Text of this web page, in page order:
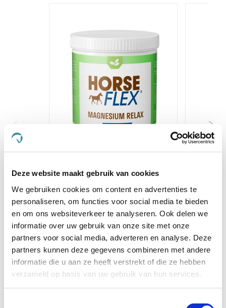
Deze website maakt gebruik van cookies
We gebruiken cookies om content en advertenties te
personaliseren, om functies voor social media te bieden
en om ons websiteverkeer te analyseren. Ook delen we
informatie over uw gebruik van onze site met onze
partners voor social media, adverteren en analyse. Deze
partners kunnen deze gegevens combineren met andere
informatie die u aan ze heeft verstrekt of die ze hebben
verzameld op basis van uw gebruik van hun services.
HorseFlex Magnesium Relax
Voeg toe aan winkeltas
Effax
Voeg
Anderen kochten ook